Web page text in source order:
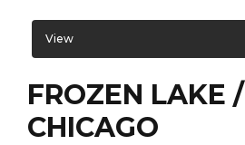
View
FROZEN LAKE /
CHICAGO